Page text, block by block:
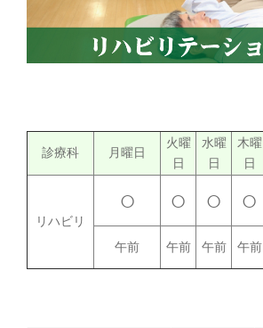
診療科 月曜日
火曜
日
水曜
日
木曜
日
リハビリ
○ ○ ○ ○
午前 午前 午前 午前